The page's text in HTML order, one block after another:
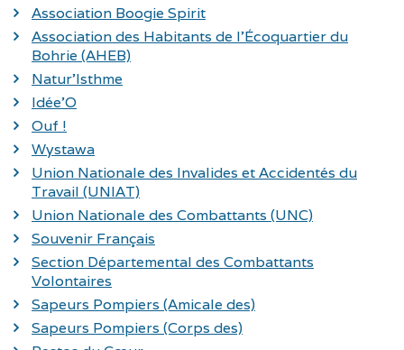
Association Boogie Spirit
Association des Habitants de l'Écoquartier du
Bohrie (AHEB)
Natur'Isthme
Idée'O
Ouf !
Wystawa
Union Nationale des Invalides et Accidentés du
Travail (UNIAT)
Union Nationale des Combattants (UNC)
Souvenir Français
Section Départemental des Combattants
Volontaires
Sapeurs Pompiers (Amicale des)
Sapeurs Pompiers (Corps des)